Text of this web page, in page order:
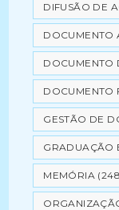
DIFUSÃO DE
DOCUMENTO
DOCUMENTO
DOCUMENTO
GESTÃO DE
GRADUAÇÃO
MEMÓRIA